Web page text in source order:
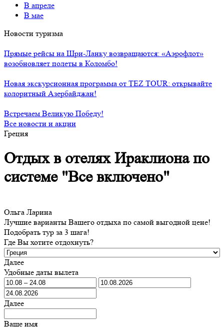
В апреле
В мае
Новости туризма
Прямые рейсы на Шри-Ланку возвращаются: «Аэрофлот»
возобновляет полеты в Коломбо!
Новая экскурсионная программа от TEZ TOUR: открывайте
колоритный Азербайджан!
Встречаем Великую Победу!
Все новости и акции
Греция
Отдых в отелях Ираклиона по
системе "Все включено"
Ольга Ларина
Лучшие варианты Вашего отдыха по самой выгодной цене!
Подобрать тур за 3 шага!
Где Вы хотите отдохнуть?
Далее
Удобные даты вылета
Далее
Ваше имя